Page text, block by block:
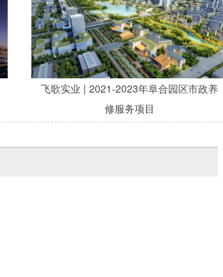
飞歌实业 | 2021-2023年阜合园区市政养
修服务项目